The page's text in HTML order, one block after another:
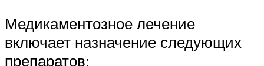
Медикаментозное лечение
включает назначение следующих
препаратов: